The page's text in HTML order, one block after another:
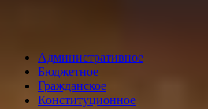
Административное
Бюджетное
Гражданское
Конституционное